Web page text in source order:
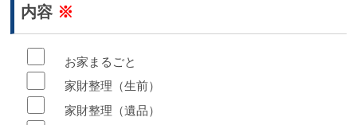
内容 ※
お家まるごと
家財整理（生前）
家財整理（遺品）